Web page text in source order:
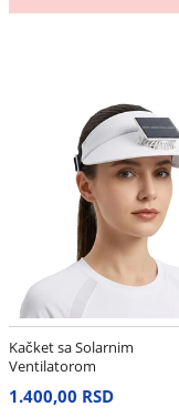
Kačket sa Solarnim
Ventilatorom
1.400,00 RSD